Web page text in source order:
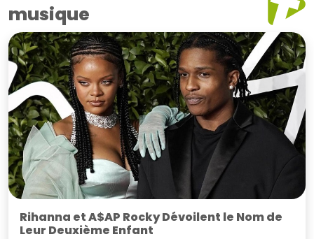
musique
Rihanna et A$AP Rocky Dévoilent le Nom de
Leur Deuxième Enfant